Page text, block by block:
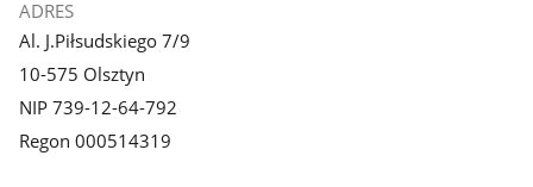
ADRES
Al. J.Piłsudskiego 7/9
10-575 Olsztyn
NIP 739-12-64-792
Regon 000514319